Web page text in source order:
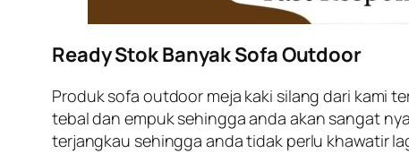
Ready Stok Banyak Sofa Outdoor
Produk sofa outdoor meja kaki silang dari kami
tebal dan empuk sehingga anda akan sangat
terjangkau sehingga anda tidak perlu khawatir